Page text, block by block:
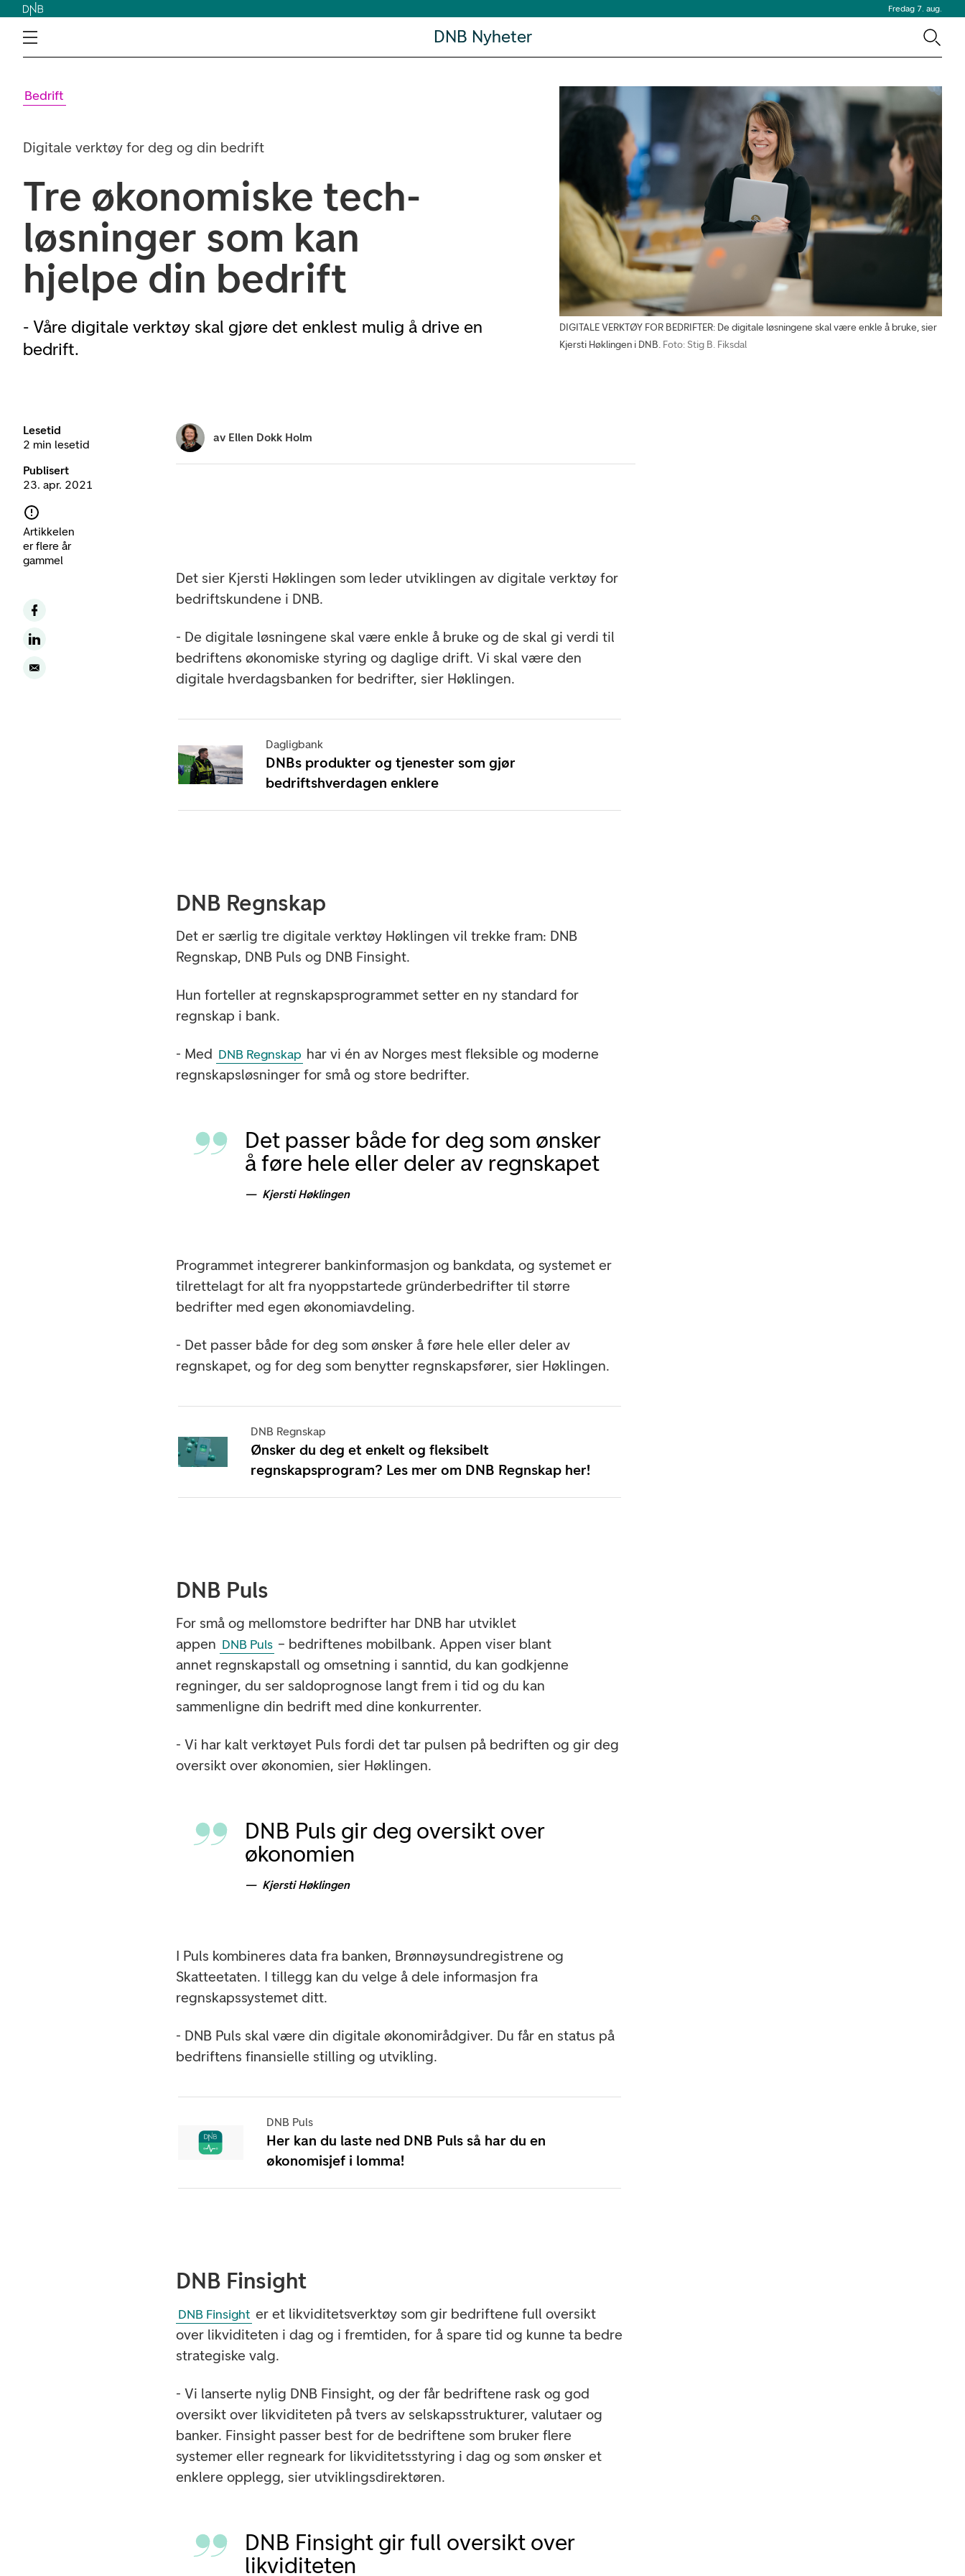
Fredag 7. aug.
DNB Nyheter
Bedrift
Digitale verktøy for deg og din bedrift
Tre økonomiske tech-
løsninger som kan
hjelpe din bedrift
- Våre digitale verktøy skal gjøre det enklest mulig å drive en
bedrift.
DIGITALE VERKTØY FOR BEDRIFTER: De digitale løsningene skal være enkle å bruke, sier
Kjersti Høklingen i DNB. Foto: Stig B. Fiksdal
Lesetid
2 min lesetid
Publisert
23. apr. 2021
Artikkelen
er flere år
gammel
av Ellen Dokk Holm
Det sier Kjersti Høklingen som leder utviklingen av digitale verktøy for
bedriftskundene i DNB.
- De digitale løsningene skal være enkle å bruke og de skal gi verdi til
bedriftens økonomiske styring og daglige drift. Vi skal være den
digitale hverdagsbanken for bedrifter, sier Høklingen.
Dagligbank
DNBs produkter og tjenester som gjør
bedriftshverdagen enklere
DNB Regnskap
Det er særlig tre digitale verktøy Høklingen vil trekke fram: DNB
Regnskap, DNB Puls og DNB Finsight.
Hun forteller at regnskapsprogrammet setter en ny standard for
regnskap i bank.
- Med DNB Regnskap har vi én av Norges mest fleksible og moderne
regnskapsløsninger for små og store bedrifter.
Det passer både for deg som ønsker
å føre hele eller deler av regnskapet
Kjersti Høklingen
Programmet integrerer bankinformasjon og bankdata, og systemet er
tilrettelagt for alt fra nyoppstartede gründerbedrifter til større
bedrifter med egen økonomiavdeling.
- Det passer både for deg som ønsker å føre hele eller deler av
regnskapet, og for deg som benytter regnskapsfører, sier Høklingen.
DNB Regnskap
Ønsker du deg et enkelt og fleksibelt
regnskapsprogram? Les mer om DNB Regnskap her!
DNB Puls
For små og mellomstore bedrifter har DNB har utviklet
appen DNB Puls – bedriftenes mobilbank. Appen viser blant
annet regnskapstall og omsetning i sanntid, du kan godkjenne
regninger, du ser saldoprognose langt frem i tid og du kan
sammenligne din bedrift med dine konkurrenter.
- Vi har kalt verktøyet Puls fordi det tar pulsen på bedriften og gir deg
oversikt over økonomien, sier Høklingen.
DNB Puls gir deg oversikt over
økonomien
Kjersti Høklingen
I Puls kombineres data fra banken, Brønnøysundregistrene og
Skatteetaten. I tillegg kan du velge å dele informasjon fra
regnskapssystemet ditt.
- DNB Puls skal være din digitale økonomirådgiver. Du får en status på
bedriftens finansielle stilling og utvikling.
DNB Puls
Her kan du laste ned DNB Puls så har du en
økonomisjef i lomma!
DNB Finsight
DNB Finsight er et likviditetsverktøy som gir bedriftene full oversikt
over likviditeten i dag og i fremtiden, for å spare tid og kunne ta bedre
strategiske valg.
- Vi lanserte nylig DNB Finsight, og der får bedriftene rask og god
oversikt over likviditeten på tvers av selskapsstrukturer, valutaer og
banker. Finsight passer best for de bedriftene som bruker flere
systemer eller regneark for likviditetsstyring i dag og som ønsker et
enklere opplegg, sier utviklingsdirektøren.
DNB Finsight gir full oversikt over
likviditeten